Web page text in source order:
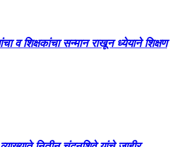
व शिक्षकांचा सन्मान राखून ध्येयाने शिक्षण